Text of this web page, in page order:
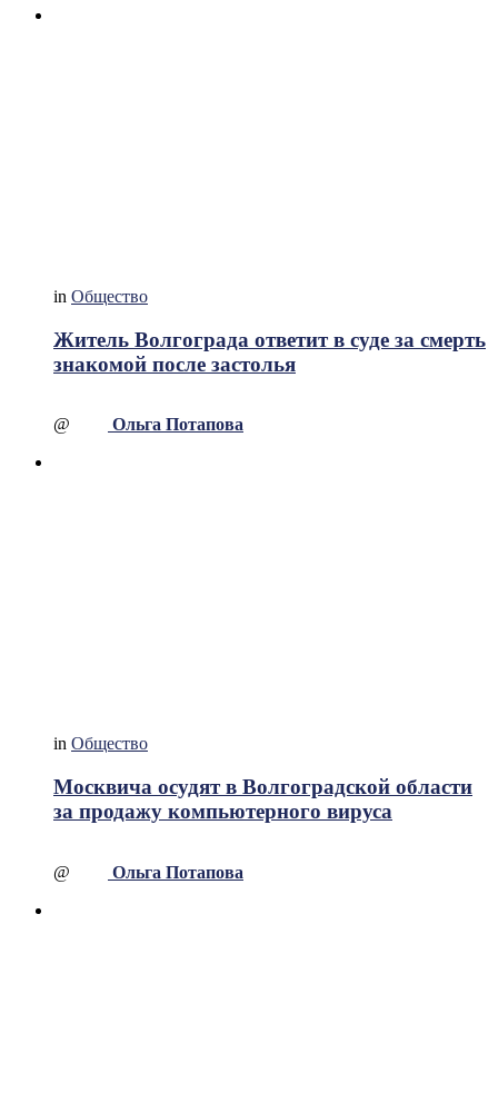
in Общество
Житель Волгограда ответит в суде за смерть
знакомой после застолья
@ Ольга Потапова
in Общество
Москвича осудят в Волгоградской области
за продажу компьютерного вируса
@ Ольга Потапова